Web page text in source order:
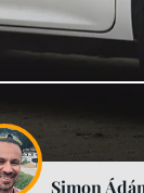
Simon